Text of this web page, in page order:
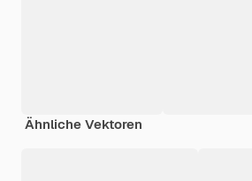
Ähnliche Vektoren